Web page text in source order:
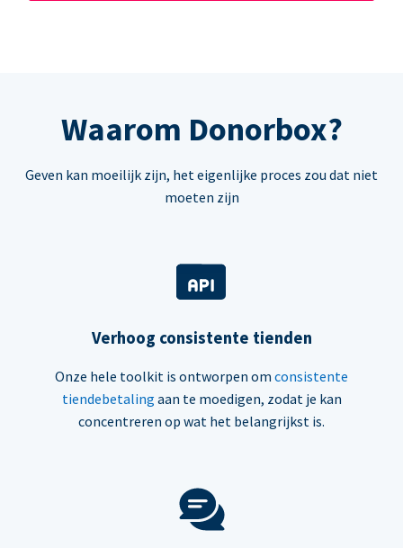
Waarom Donorbox?
Geven kan moeilijk zijn, het eigenlijke proces zou dat niet
moeten zijn
Verhoog consistente tienden
Onze hele toolkit is ontworpen om consistente
tiendebetaling aan te moedigen, zodat je kan
concentreren op wat het belangrijkst is.